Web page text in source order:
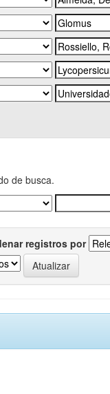
de busca.
registros por